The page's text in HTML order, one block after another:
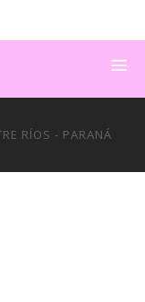
RÍOS - PARANÁ